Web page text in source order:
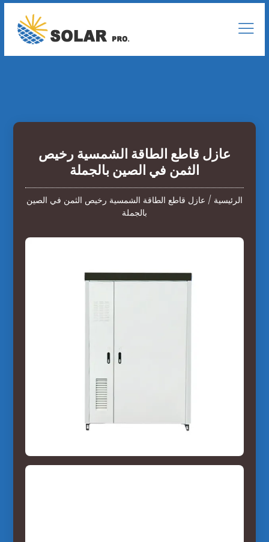
عازل قاطع الطاقة الشمسية رخيص
الثمن في الصين بالجملة
الرئيسية / عازل قاطع الطاقة الشمسية رخيص الثمن في الصين
بالجملة